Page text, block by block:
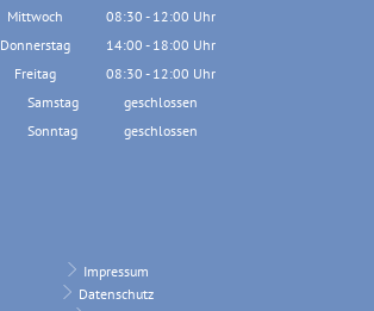
Von 08:30 bis 12:00 Uhr
Mittwoch 08:30 - 12:00 Uhr
Von 08:30 bis 12:00 Uhr
Donnerstag 14:00 - 18:00 Uhr
Von 14:00 bis 18:00 Uhr
Freitag 08:30 - 12:00 Uhr
Von 08:30 bis 12:00 Uhr
Samstag
geschlossen
Sonntag
geschlossen
Impressum
Datenschutz